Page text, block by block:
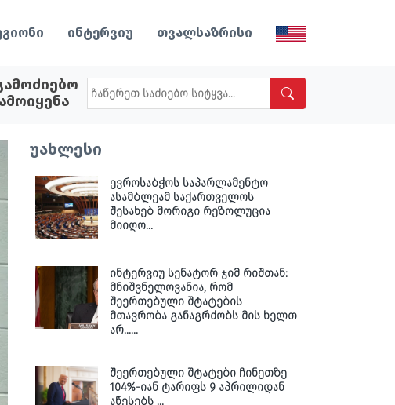
ინტერვიუ თვალსაზრისი
უახლესი
ევროსაბჭოს საპარლამენტო
ასამბლეამ საქართველოს
შესახებ მორიგი რეზოლუცია
მიიღო...
ინტერვიუ სენატორ ჯიმ რიშთან:
მნიშვნელოვანია, რომ
შეერთებული შტატების
მთავრობა განაგრძობს მის ხელთ
არ......
შეერთებული შტატები ჩინეთზე
104%-იან ტარიფს 9 აპრილიდან
აწესებს ...